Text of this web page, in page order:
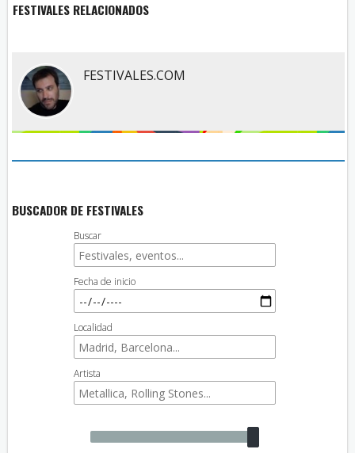
FESTIVALES RELACIONADOS
FESTIVALES.COM
BUSCADOR DE FESTIVALES
Buscar
Fecha de inicio
Localidad
Artista